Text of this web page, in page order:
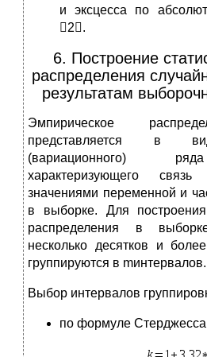
и эксцесса по
2.
6. Построение
распределения
результатам
Эмпирическое
представляется в
(вариационного)
характеризующего
значениями переменной и
в выборке. Для построения
распределения в
несколько десятков и
группируются в mинтервалов.
Выбор интервалов
по формуле